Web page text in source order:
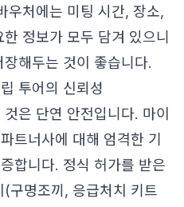
우처에는 미팅 시간, 장소,
정보가 모두 담겨 있으니
해두는 것이 좋습니다.
투어의 신뢰성
은 단연 안전입니다. 마이
트너사에 대해 엄격한 기
합니다. 정식 허가를 받은
구명조끼, 응급처치 키트